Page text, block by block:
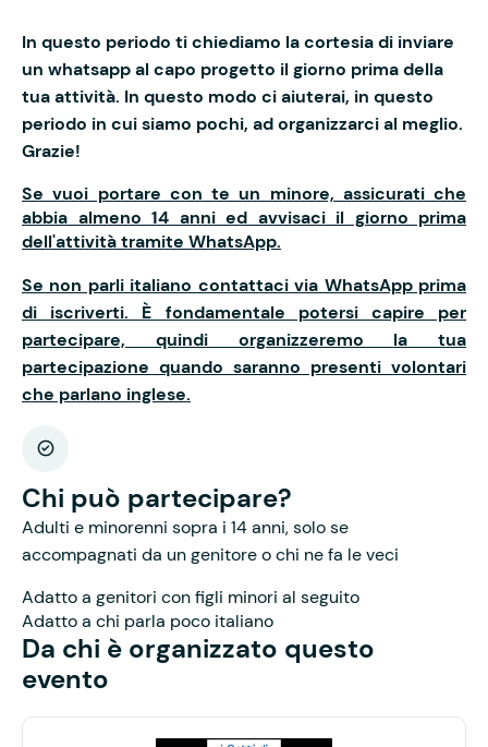
In questo periodo ti chiediamo la cortesia di inviare
un whatsapp al capo progetto il giorno prima della
tua attività. In questo modo ci aiuterai, in questo
periodo in cui siamo pochi, ad organizzarci al meglio.
Grazie!
Se vuoi portare con te un minore, assicurati che
abbia almeno 14 anni ed avvisaci il giorno prima
dell'attività tramite WhatsApp.
Se non parli italiano contattaci via WhatsApp prima
di iscriverti. È fondamentale potersi capire per
partecipare, quindi organizzeremo la tua
partecipazione quando saranno presenti volontari
che parlano inglese.
Chi può partecipare?
Adulti e minorenni sopra i 14 anni, solo se
accompagnati da un genitore o chi ne fa le veci
Adatto a genitori con figli minori al seguito
Adatto a chi parla poco italiano
Da chi è organizzato questo
evento